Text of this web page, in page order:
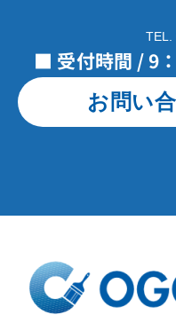
TEL.
■ 受付時間 / 9
お問い